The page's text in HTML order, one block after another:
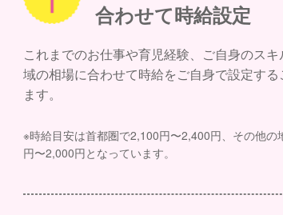
合わせて時給設定
これまでのお仕事や育児経験、ご自身のス
域の相場に合わせて時給をご自身で設定する
ます。
※時給目安は首都圏で2,100円〜2,400円、その他の
円〜2,000円となっています。